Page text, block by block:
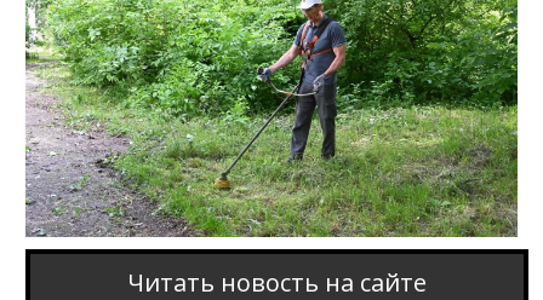
Читать новость на сайте